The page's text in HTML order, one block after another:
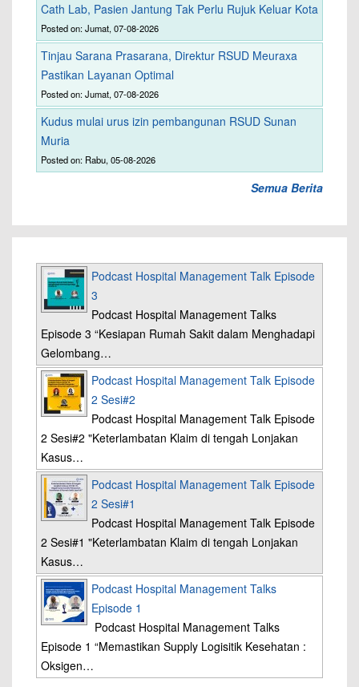
Cath Lab, Pasien Jantung Tak Perlu Rujuk Keluar Kota
Posted on: Jumat, 07-08-2026
Tinjau Sarana Prasarana, Direktur RSUD Meuraxa
Pastikan Layanan Optimal
Posted on: Jumat, 07-08-2026
Kudus mulai urus izin pembangunan RSUD Sunan
Muria
Posted on: Rabu, 05-08-2026
Semua Berita
Podcast Hospital Management Talk Episode
3
Podcast Hospital Management Talks
Episode 3 “Kesiapan Rumah Sakit dalam Menghadapi
Gelombang…
Podcast Hospital Management Talk Episode
2 Sesi#2
Podcast Hospital Management Talk Episode
2 Sesi#2 "Keterlambatan Klaim di tengah Lonjakan
Kasus…
Podcast Hospital Management Talk Episode
2 Sesi#1
Podcast Hospital Management Talk Episode
2 Sesi#1 "Keterlambatan Klaim di tengah Lonjakan
Kasus…
Podcast Hospital Management Talks
Episode 1
Podcast Hospital Management Talks
Episode 1 “Memastikan Supply Logisitik Kesehatan :
Oksigen…